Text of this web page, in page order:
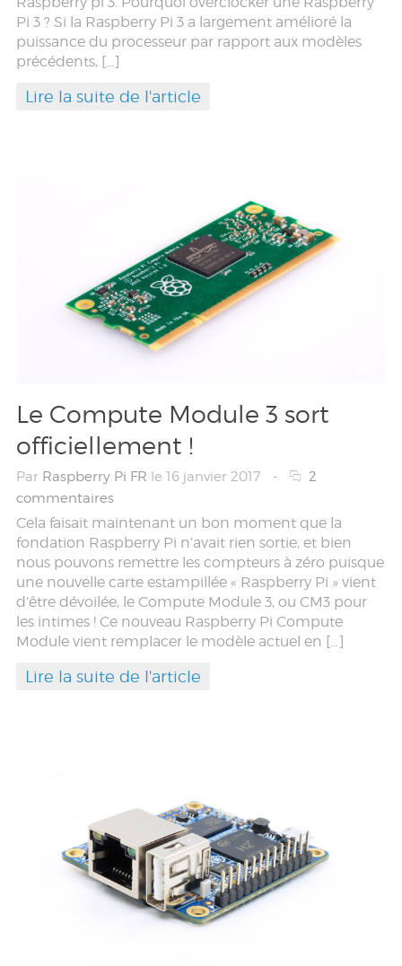
Pi 3 ? Si la Raspberry Pi 3 a largement amélioré la
puissance du processeur par rapport aux modèles
précédents, […]
Lire la suite de l'article
Le Compute Module 3 sort
officiellement !
Par Raspberry Pi FR le 16 janvier 2017 -
2
commentaires
Cela faisait maintenant un bon moment que la
fondation Raspberry Pi n’avait rien sortie, et bien
nous pouvons remettre les compteurs à zéro puisque
une nouvelle carte estampillée « Raspberry Pi » vient
d’être dévoilée, le Compute Module 3, ou CM3 pour
les intimes ! Ce nouveau Raspberry Pi Compute
Module vient remplacer le modèle actuel en […]
Lire la suite de l'article